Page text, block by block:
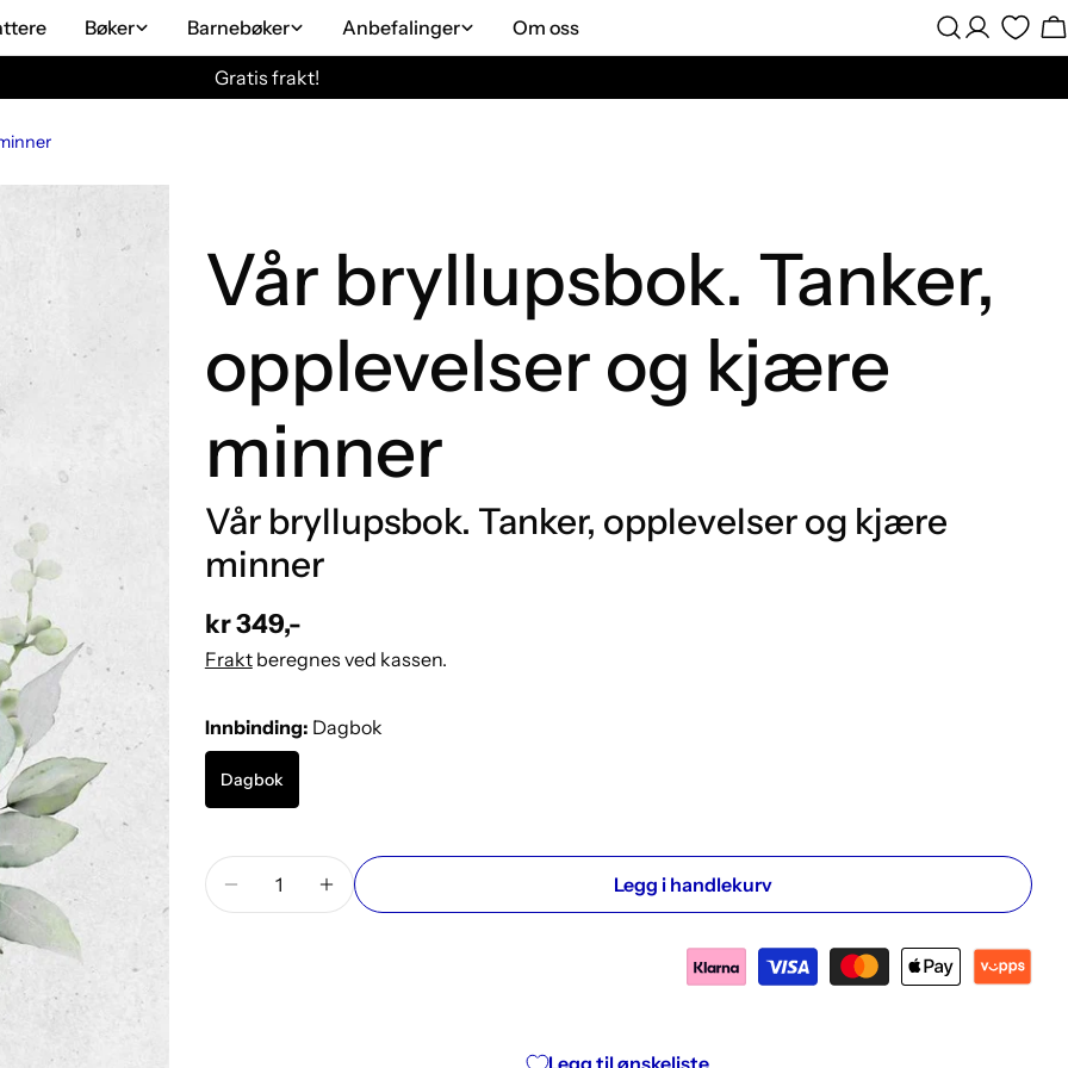
Bøker Barnebøker Anbefalinger Om oss
Logg
Gratis frakt!
Vår bryllupsbok. Tanker,
opplevelser og kjære
minner
Vår bryllupsbok. Tanker, opplevelser og kjære
minner
Vanlig
pris
kr 349,-
Fraktberegnes ved kassen.
Innbinding: Dagbok
Dagbok
Mengde
Reduser antallet for Vår bryllupsbok. Tanker, opplevelser og kjære minner
Øk antallet for Vår bryllupsbok. Tanker, opplevelser og kjære minner
Legg i handlekurv
Legg til ønskeliste